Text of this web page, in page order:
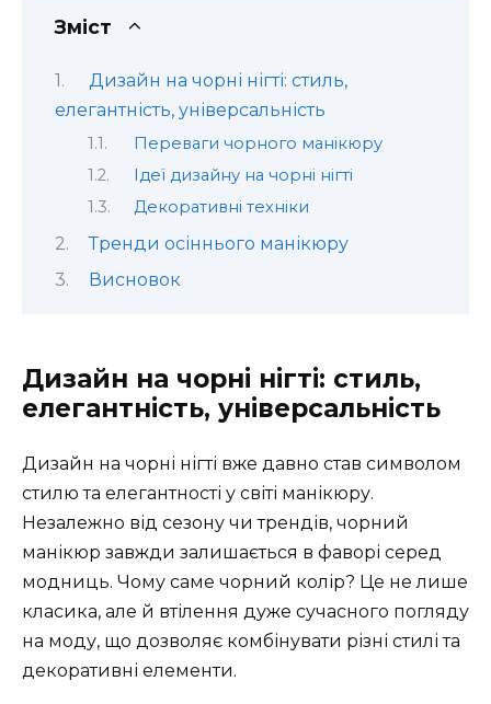
Зміст
Дизайн на чорні нігті: стиль,
елегантність, універсальність
Переваги чорного манікюру
Ідеї дизайну на чорні нігті
Декоративні техніки
Тренди осіннього манікюру
Висновок
Дизайн на чорні нігті: стиль,
елегантність, універсальність
Дизайн на чорні нігті вже давно став символом
стилю та елегантності у світі манікюру.
Незалежно від сезону чи трендів, чорний
манікюр завжди залишається в фаворі серед
модниць. Чому саме чорний колір? Це не лише
класика, але й втілення дуже сучасного погляду
на моду, що дозволяє комбінувати різні стилі та
декоративні елементи.